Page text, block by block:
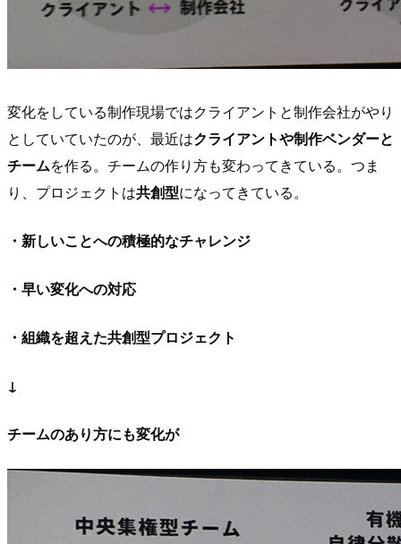
変化をしている制作現場ではクライアントと制作会社がやり
としていていたのが、最近はクライアントや制作ベンダーと
チームを作る。チームの作り方も変わってきている。つま
り、プロジェクトは共創型になってきている。
・新しいことへの積極的なチャレンジ
・早い変化への対応
・組織を超えた共創型プロジェクト
↓
チームのあり方にも変化が